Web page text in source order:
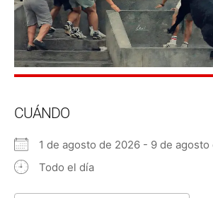
CUÁNDO
1 de agosto de 2026 - 9 de
Todo el día